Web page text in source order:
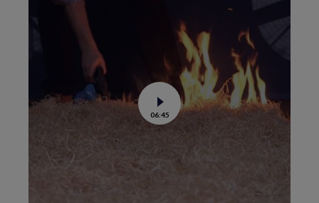
Voir
la
vidéo
de
06:45